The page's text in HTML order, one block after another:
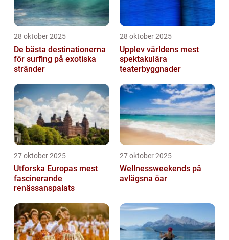
28 oktober 2025
De bästa destinationerna
för surfing på exotiska
stränder
28 oktober 2025
Upplev världens mest
spektakulära
teaterbyggnader
27 oktober 2025
Utforska Europas mest
fascinerande
renässanspalats
27 oktober 2025
Wellnessweekends på
avlägsna öar